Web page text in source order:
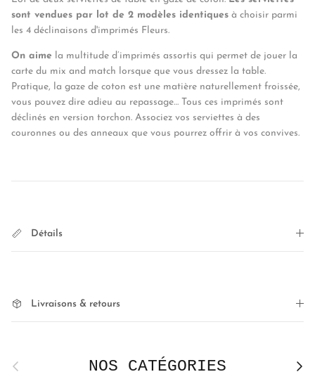
sont vendues par lot de 2 modèles identiques à choisir parmi
les 4 déclinaisons d'imprimés Fleurs.
On aime la multitude d’imprimés assortis qui permet de jouer la
carte du mix and match lorsque que vous dressez la table.
Pratique, la gaze de coton est une matière naturellement froissée,
vous pouvez dire adieu au repassage… Tous ces imprimés sont
déclinés en version torchon. Associez vos serviettes à des
couronnes ou des anneaux que vous pourrez offrir à vos convives.
Détails
Livraisons & retours
Précédent NOS CATÉGORIES